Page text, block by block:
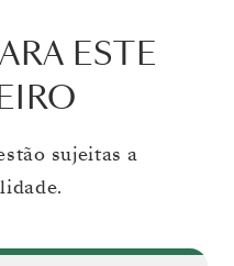
ESTE
sujeitas a